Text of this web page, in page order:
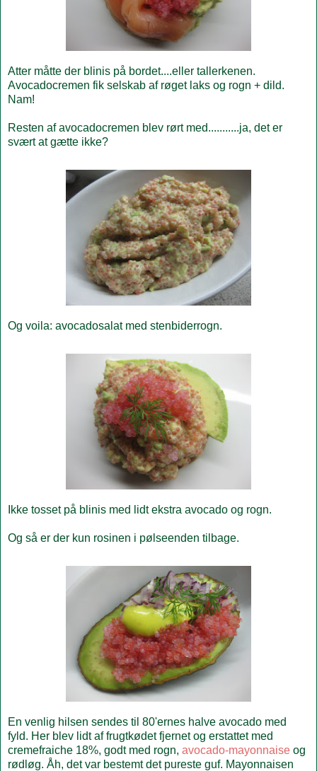
Atter måtte der blinis på bordet....eller tallerkenen.
Avocadocremen fik selskab af røget laks og rogn + dild.
Nam!
Resten af avocadocremen blev rørt med...........ja, det er
svært at gætte ikke?
Og voila: avocadosalat med stenbiderrogn.
Ikke tosset på blinis med lidt ekstra avocado og rogn.
Og så er der kun rosinen i pølseenden tilbage.
En venlig hilsen sendes til 80'ernes halve avocado med
fyld. Her blev lidt af frugtkødet fjernet og erstattet med
cremefraiche 18%, godt med rogn, avocado-mayonnaise og
rødløg. Åh, det var bestemt det pureste guf. Mayonnaisen